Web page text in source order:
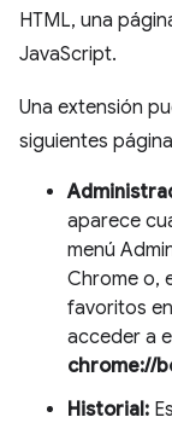
HTML, una
JavaScript.
Una extensión
siguientes
aparece
menú
Chrome o,
favoritos
acceder a
chrome://
Historial: